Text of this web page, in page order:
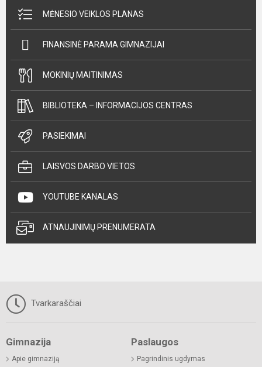
MĖNESIO VEIKLOS PLANAS
FINANSINĖ PARAMA GIMNAZIJAI
MOKINIŲ MAITINIMAS
BIBLIOTEKA – INFORMACIJOS CENTRAS
PASIEKIMAI
LAISVOS DARBO VIETOS
YOUTUBE KANALAS
ATNAUJINIMŲ PRENUMERATA
Tvarkaraščiai
Gimnazija
Apie gimnaziją
Paslaugos
Pagrindinis ugdymas